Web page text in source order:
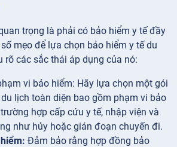
trọng là phải có bảo hiểm y tế đầy
mẹo để lựa chọn bảo hiểm y tế du
rõ các sắc thái áp dụng của nó:
vi bảo hiểm: Hãy lựa chọn một gói
lịch toàn diện bao gồm phạm vi bảo
hợp cấp cứu y tế, nhập viện và
như hủy hoặc gián đoạn chuyến đi.
Đảm bảo rằng hợp đồng bảo